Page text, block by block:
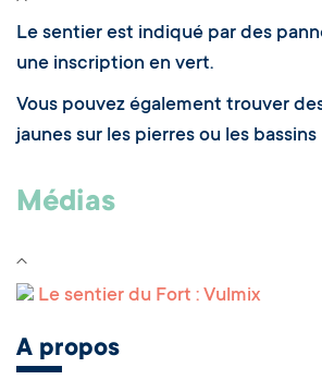
Le sentier est indiqué par des
une inscription en vert.
Vous pouvez également trouver
jaunes sur les pierres ou les bassins
Médias
Le sentier du Fort : Vulmix
A propos